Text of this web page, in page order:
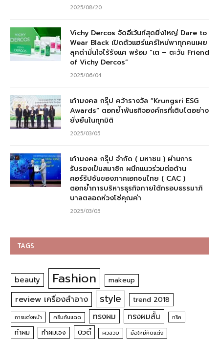
2025/08/20
Vichy Dercos จัดอีเว้นท์สุดยิ่งใหญ่ Dare to
Wear Black เปิดตัวแฮร์แคร์ใหม่พาทุกคนเผย
ลุคดำมั่นใจไร้รังแค พร้อม “เต – ตะวัน Friend
of Vichy Dercos”
2025/06/04
เก้ามงคล กรุ๊ป คว้ารางวัล “Krungsri ESG
Awards” ตอกย้ำพันธกิจองค์กรที่เติบโตอย่าง
ยั่งยืนในทุกมิติ
2025/03/05
เก้ามงคล กรุ๊ป จำกัด ( มหาชน ) ผ่านการ
รับรองเป็นสมาชิก ผนึกแนวร่วมต่อต้าน
คอร์รัปชันของภาคเอกชนไทย ( CAC )
ตอกย้ำการบริหารธุรกิจภายใต้กรอบธรรมาภิ
บาลตลอดห่วงโซ่คุณค่า
2025/03/05
TAGS
beauty Fashion makeup
review เครื่องสำอาง style trend 2018
การแต่งหน้า ครีมกันแดด ทรงผม ทรงผมสั้น ทริค
ทำผม ทำผมเอง บิวตี้ ผิวสวย มือใหม่หัดแต่ง